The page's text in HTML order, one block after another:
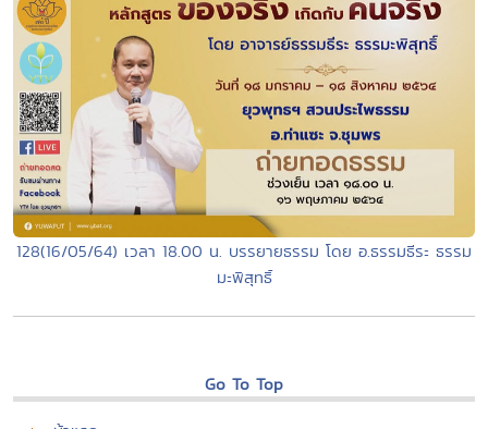
128(16/05/64) เวลา 18.00 น. บรรยายธรรม โดย อ.ธรรมธีระ ธรรม
มะพิสุทธิ์
Go To Top